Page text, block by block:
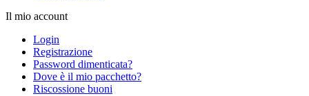
Il mio account
Login
Registrazione
Password dimenticata?
Dove è il mio pacchetto?
Riscossione buoni